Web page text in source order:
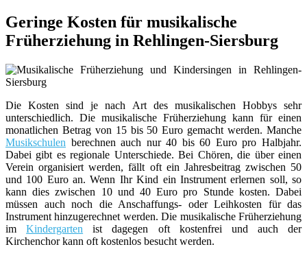
Geringe Kosten für musikalische
Früherziehung in Rehlingen-Siersburg
Die Kosten sind je nach Art des musikalischen Hobbys sehr
unterschiedlich. Die musikalische Früherziehung kann für einen
monatlichen Betrag von 15 bis 50 Euro gemacht werden. Manche
Musikschulen berechnen auch nur 40 bis 60 Euro pro Halbjahr.
Dabei gibt es regionale Unterschiede. Bei Chören, die über einen
Verein organisiert werden, fällt oft ein Jahresbeitrag zwischen 50
und 100 Euro an. Wenn Ihr Kind ein Instrument erlernen soll, so
kann dies zwischen 10 und 40 Euro pro Stunde kosten. Dabei
müssen auch noch die Anschaffungs- oder Leihkosten für das
Instrument hinzugerechnet werden. Die musikalische Früherziehung
imKindergarten ist dagegen oft kostenfrei und auch der
Kirchenchor kann oft kostenlos besucht werden.